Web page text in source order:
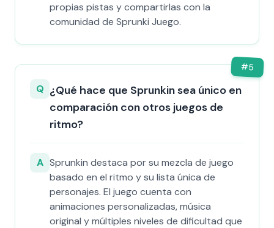
propias pistas y compartirlas con la
comunidad de Sprunki Juego.
#5
Q ¿Qué hace que Sprunkin sea único en
comparación con otros juegos de
ritmo?
A Sprunkin destaca por su mezcla de juego
basado en el ritmo y su lista única de
personajes. El juego cuenta con
animaciones personalizadas, música
original y múltiples niveles de dificultad que